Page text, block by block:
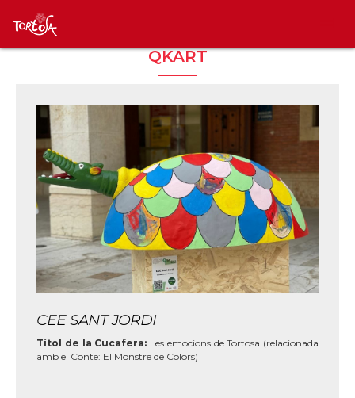
QKART
CEE SANT JORDI
Títol de la Cucafera: Les emocions de Tortosa (relacionada
amb el Conte: El Monstre de Colors)